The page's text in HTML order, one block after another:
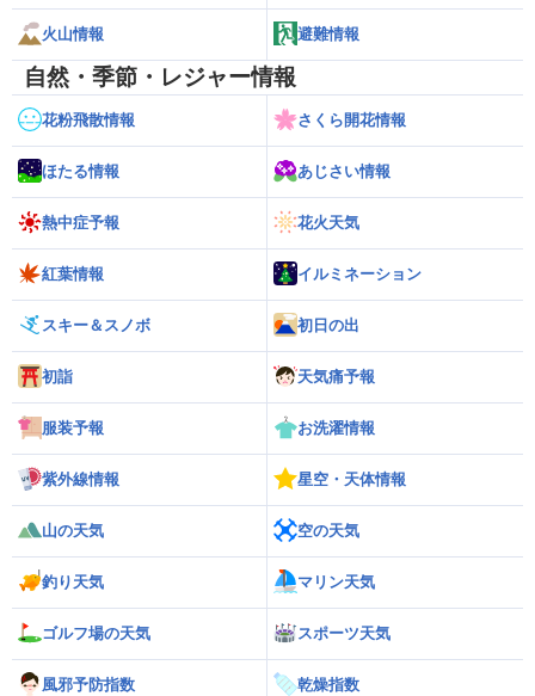
火山情報 避難情報
自然・季節・レジャー情報
花粉飛散情報 さくら開花情報
ほたる情報 あじさい情報
熱中症予報 花火天気
紅葉情報 イルミネーション
スキー＆スノボ 初日の出
初詣 天気痛予報
服装予報 お洗濯情報
紫外線情報 星空・天体情報
山の天気 空の天気
釣り天気 マリン天気
ゴルフ場の天気 スポーツ天気
風邪予防指数 乾燥指数